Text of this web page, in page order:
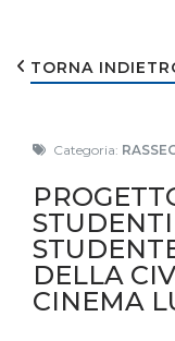
TORNA
Categoria:
DELLA
CINEMA